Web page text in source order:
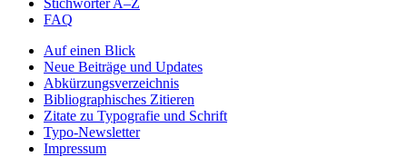
Stichwörter A–Z
FAQ
Auf einen Blick
Neue Beiträge und Updates
Abkürzungsverzeichnis
Bibliographisches Zitieren
Zitate zu Typografie und Schrift
Typo-Newsletter
Impressum